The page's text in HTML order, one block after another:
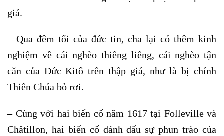
giá.
– Qua đêm tối của đức tin, cha lại có thêm kinh
nghiệm về cái nghèo thiêng liêng, cái nghèo tận
căn của Đức Kitô trên thập giá, như là bị chính
Thiên Chúa bỏ rơi.
– Cùng với hai biến cố năm 1617 tại Folleville và
Châtillon, hai biến cố đánh dấu sự phun trào của